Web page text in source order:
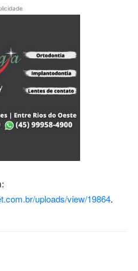
uploads/view/19864.